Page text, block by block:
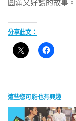
圓滿又好讀的故事。
分享此文：
這些您可能也有興趣